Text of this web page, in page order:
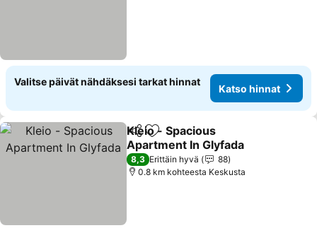
Valitse päivät nähdäksesi tarkat hinnat
Katso hinnat
Jaa Lisää suosikkeihin
Kleio - Spacious
Apartment In Glyfada
8,3 Erittäin hyvä
88
0.8 km kohteesta Keskusta